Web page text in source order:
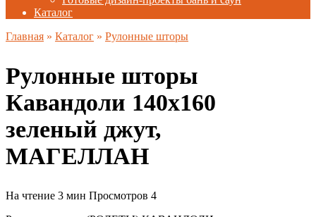
Каталог
Главная » Каталог » Рулонные шторы
Рулонные шторы
Кавандоли 140х160
зеленый джут,
МАГЕЛЛАН
На чтение 3 мин Просмотров 4